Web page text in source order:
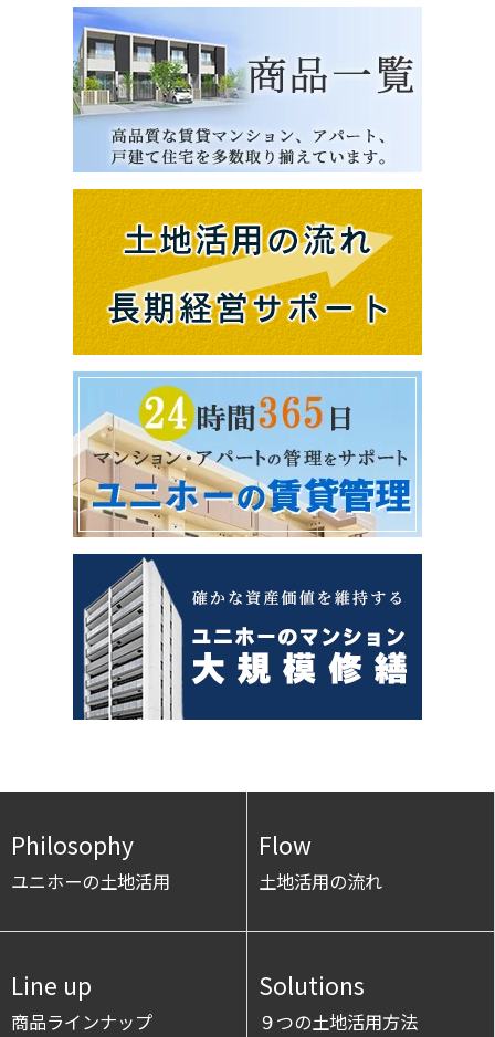
Philosophy
ユニホーの土地活用
Flow
土地活用の流れ
Line up
商品ラインナップ
Solutions
９つの土地活用方法